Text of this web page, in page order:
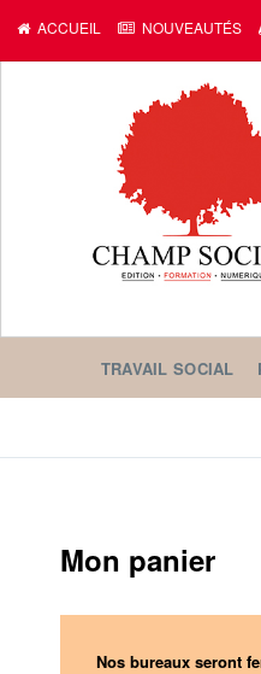
ACCUEIL NOUVEAUTÉS
TRAVAIL SOCIAL
Mon panier
Nos bureaux seront